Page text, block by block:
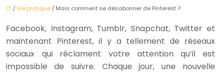
/Vie pratique / Mais comment se désabonner de Pinterest ?
Facebook, Instagram, Tumblr, Snapchat, Twitter et
maintenant Pinterest, il y a tellement de réseaux
sociaux qui réclament votre attention qu’il est
impossible de suivre. Chaque jour, une nouvelle